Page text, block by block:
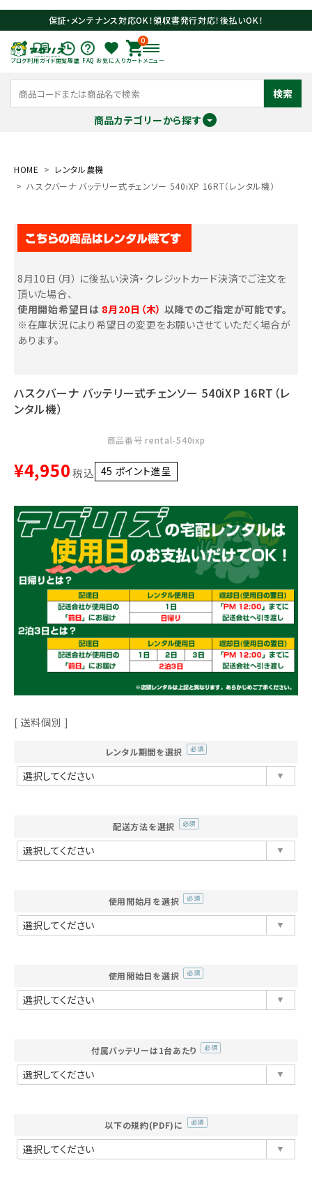
保証・メンテナンス対応OK！領収書発行対応！後払いOK！
ブログ利用ガイド閲覧履歴 FAQ お気に入り
0
カート メニュー
検索
商品カテゴリーから探す
meeting_room ログイン
お気に入り一覧
農業機械
作業用品
補修部品
利用ガイド FAQ
メールでのお問い合わせ
info@agriz.net
FAXでのご注文
0739-72-453224時間受付
HOME
レンタル農機
ハスクバーナ バッテリー式チェンソー 540iXP 16RT（レンタル機）
8月10日（月） に後払い決済・クレジットカード決済でご注文を
頂いた場合、
使用開始希望日は 8月20日（木） 以降でのご指定が可能です。
※在庫状況により希望日の変更をお願いさせていただく場合が
あります。
ハスクバーナ バッテリー式チェンソー 540iXP 16RT（レ
ンタル機）
商品番号 rental-540ixp
¥4,950 税込 45 ポイント進呈 ]
送料個別
レンタル期間を選択
配送方法を選択
使用開始月を選択
使用開始日を選択
付属バッテリーは1台あたり
以下の規約(PDF)に